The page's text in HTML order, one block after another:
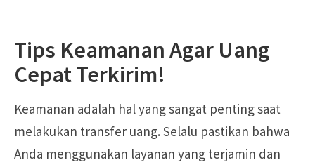
Tips Keamanan Agar Uang
Cepat Terkirim!
Keamanan adalah hal yang sangat penting saat
melakukan transfer uang. Selalu pastikan bahwa
Anda menggunakan layanan yang terjamin dan